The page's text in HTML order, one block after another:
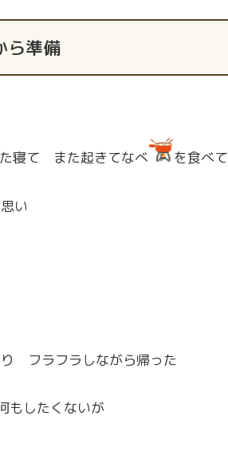
ら準備
寝て また起きてなべ を食べて
い
フラフラしながら帰った
したくないが